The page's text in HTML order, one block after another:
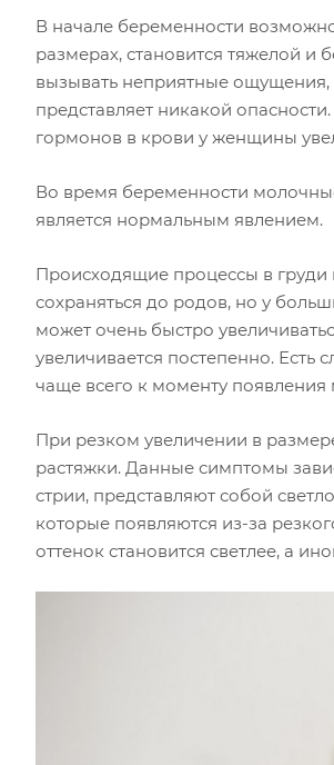
В начале беременности возможно
размерах, становится тяжелой
вызывать неприятные
представляет никакой
гормонов в крови у женщины
Во время беременности
является нормальным явлением.
Происходящие процессы в
сохраняться до родов, но у
может очень быстро
увеличивается постепенно. Есть
чаще всего к моменту появления
При резком увеличении в
растяжки. Данные симптомы
стрии, представляют собой
которые появляются из-за
оттенок становится светлее, а